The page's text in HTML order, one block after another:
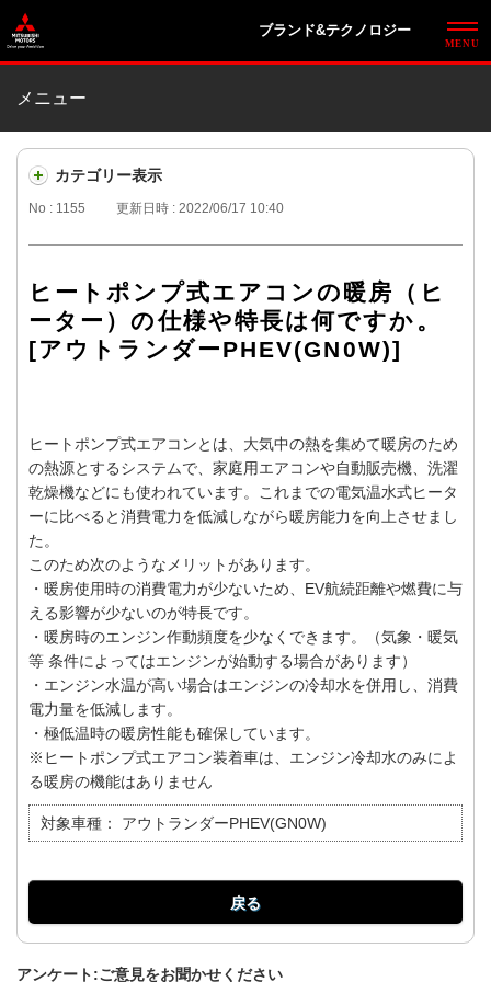
ブランド&テクノロジー
メニュー
カテゴリー表示
No : 1155 更新日時 : 2022/06/17 10:40
ヒートポンプ式エアコンの暖房（ヒ
ーター）の仕様や特長は何ですか。
[アウトランダーPHEV(GN0W)]
ヒートポンプ式エアコンとは、大気中の熱を集めて暖房のため
の熱源とするシステムで、家庭用エアコンや自動販売機、洗濯
乾燥機などにも使われています。これまでの電気温水式ヒータ
ーに比べると消費電力を低減しながら暖房能力を向上させまし
た。
このため次のようなメリットがあります。
・暖房使用時の消費電力が少ないため、EV航続距離や燃費に与
える影響が少ないのが特長です。
・暖房時のエンジン作動頻度を少なくできます。（気象・暖気
等 条件によってはエンジンが始動する場合があります）
・エンジン水温が高い場合はエンジンの冷却水を併用し、消費
電力量を低減します。
・極低温時の暖房性能も確保しています。
※ヒートポンプ式エアコン装着車は、エンジン冷却水のみによ
る暖房の機能はありません
対象車種： アウトランダーPHEV(GN0W)
戻る
アンケート:ご意見をお聞かせください